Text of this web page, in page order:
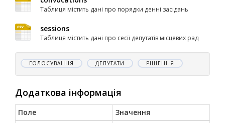
Таблиця містить дані про порядки денні засідань
sessions
Таблиця містить дані про сесії депутатів місцевих рад
ГОЛОСУВАННЯ ДЕПУТАТИ РІШЕННЯ
Додаткова інформація
Поле
Значення